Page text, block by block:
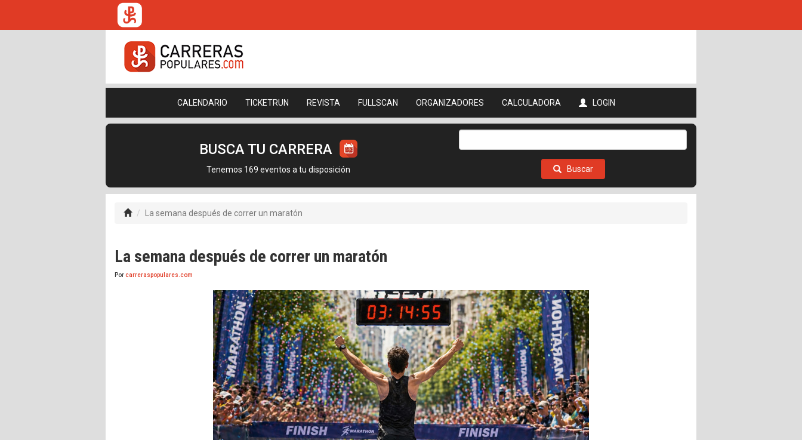
CALENDARIO TICKETRUN REVISTA FULLSCAN ORGANIZADORES CALCULADORA LOGIN
BUSCA TU CARRERA
Tenemos 169 eventos a tu disposición Buscar
La semana después de correr un maratón
La semana después de correr un maratón
Porcarreraspopulares.com